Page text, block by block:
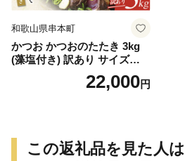
和歌山県串本町
かつお かつおのたたき 3kg
(藻塩付き) 訳あり サイズふぞ
ろい 焼きが命！ 藁焼き / 鰹
かつお カツオのたたき 鰹の
22,000円
この返礼品を見た人は